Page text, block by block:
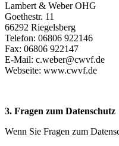
Lambert & Weber OHG
Goethestr. 11
66292 Riegelsberg
Telefon: 06806 922146
Fax: 06806 922147
E-Mail: c.weber@cwvf.de
Webseite: www.cwvf.de
3. Fragen zum Datenschutz
Wenn Sie Fragen zum